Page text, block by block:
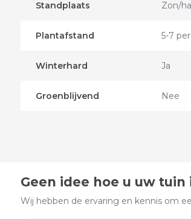
Standplaats Zon/
Plantafstand 5-7
Winterhard Ja
Groenblijvend Nee
Geen idee hoe u uw
Wij hebben de ervaring en kennis om